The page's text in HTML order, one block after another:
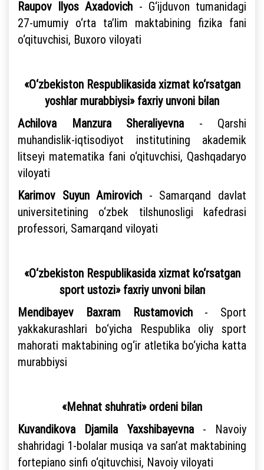
Raupov Ilyos Axadovich - G‘ijduvon tumanidagi
27-umumiy o‘rta ta’lim maktabining fizika fani
o‘qituvchisi, Buxoro viloyati
«O‘zbekiston Respublikasida xizmat ko‘rsatgan
yoshlar murabbiysi» faxriy unvoni bilan
Achilova Manzura Sheraliyevna- Qarshi
muhandislik-iqtisodiyot institutining akademik
litseyi matematika fani o‘qituvchisi, Qashqadaryo
viloyati
Karimov Suyun Amirovich - Samarqand davlat
universitetining o‘zbek tilshunosligi kafedrasi
professori, Samarqand viloyati
«O‘zbekiston Respublikasida xizmat ko‘rsatgan
sport ustozi» faxriy unvoni bilan
Mendibayev Baxram Rustamovich- Sport
yakkakurashlari bo‘yicha Respublika oliy sport
mahorati maktabining og‘ir atletika bo‘yicha katta
murabbiysi
«Mehnat shuhrati» ordeni bilan
Kuvandikova Djamila Yaxshibayevna- Navoiy
shahridagi 1-bolalar musiqa va san’at maktabining
fortepiano sinfi o‘qituvchisi, Navoiy viloyati